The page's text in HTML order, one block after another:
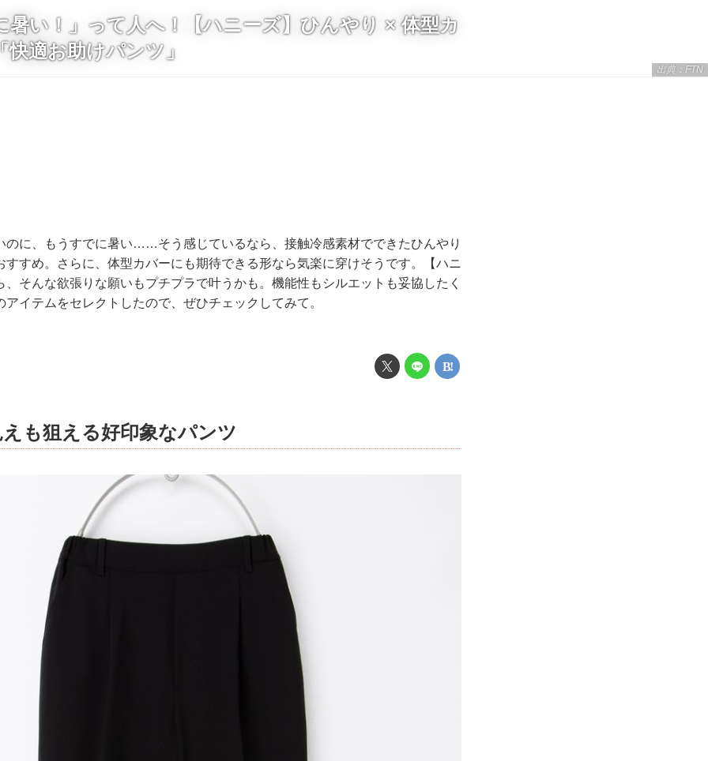
出典：FTN
暑い！」って人へ！【ハニーズ】ひんやり × 体型カ
適お助けパンツ」
のに、もうすでに暑い……そう感じているなら、接触冷感素材でできたひんやり
すすめ。さらに、体型カバーにも期待できる形なら気楽に穿けそうです。【ハニ
、そんな欲張りな願いもプチプラで叶うかも。機能性もシルエットも妥協したく
イテムをセレクトしたので、ぜひチェックしてみて。
も狙える好印象なパンツ